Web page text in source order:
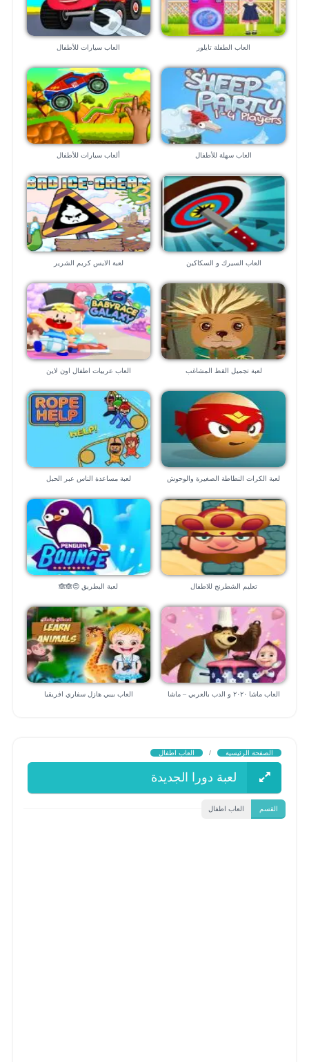
العاب الطفلة تايلور العاب سيارات للأطفال
العاب سهلة للأطفال ألعاب سيارات للأطفال
العاب السيرك و السكاكين لعبة الايس كريم الشرير
لعبة تجميل القط المشاغب العاب عربيات اطفال اون لاين
لعبة الكرات النطاطة الصغيرة والوحوش
لعبة مساعدة الناس عبر الحبل
تعليم الشطرنج للاطفال لعبة البطريق 😍🙈🙈
العاب ماشا ٢٠٢٠ و الدب بالعربي – ماشا
العاب بيبي هازل سفاري افريقيا
الصفحة الرئيسية / العاب اطفال
لعبة دورا الجديدة
القسم العاب اطفال